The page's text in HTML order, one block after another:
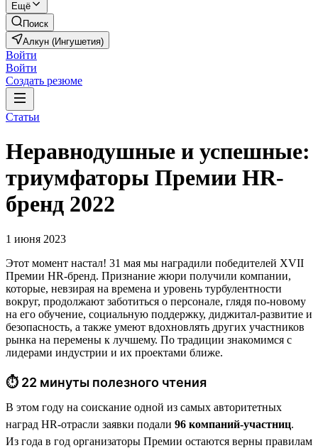
Ещё
Поиск
Алкун (Ингушетия)
Войти
Войти
Создать резюме
Статьи
Неравнодушные и успешные:
триумфаторы Премии HR-
бренд 2022
1 июня 2023
Этот момент настал! 31 мая мы наградили победителей XVII
Премии HR-бренд. Признание жюри получили компании,
которые, невзирая на времена и уровень турбулентности
вокруг, продолжают заботиться о персонале, глядя по-новому
на его обучение, социальную поддержку, диджитал-развитие и
безопасность, а также умеют вдохновлять других участников
рынка на перемены к лучшему. По традиции знакомимся с
лидерами индустрии и их проектами ближе.
⏱ 22 минуты полезного чтения
В этом году на соискание одной из самых авторитетных
наград HR-отрасли заявки подали 96 компаний-участниц.
Из года в год организаторы Премии остаются верны правилам